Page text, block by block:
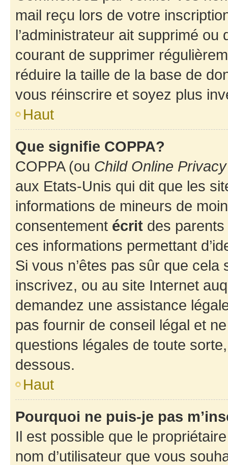
mail reçu lors de votre
l’administrateur ait supprimé
courant de supprimer
réduire la taille de la base de
vous réinscrire et soyez plus
Haut
Que signifie COPPA?
COPPA (ou Child Online
aux Etats-Unis qui dit que les
informations de mineurs de
consentement écrit des parents
ces informations permettant
Si vous n’êtes pas sûr que
inscrivez, ou au site Internet
demandez une assistance
pas fournir de conseil légal et
questions légales de toute
dessous.
Haut
Pourquoi ne puis-je pas
Il est possible que le
nom d’utilisateur que vous